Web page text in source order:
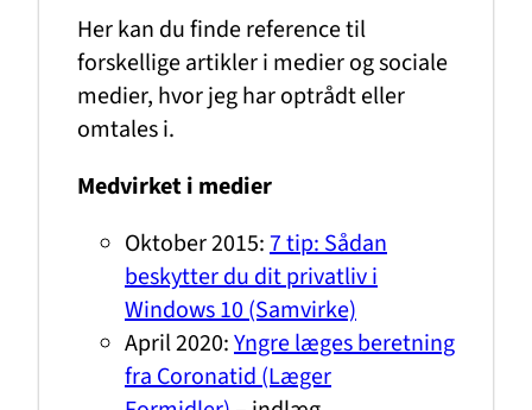
Her kan du finde reference til
forskellige artikler i medier og sociale
medier, hvor jeg har optrådt eller
omtales i.
Medvirket i medier
Oktober 2015:7 tip: Sådan
beskytter du dit privatliv i
Windows 10 (Samvirke)
April 2020:Yngre læges beretning
fra Coronatid (Læger